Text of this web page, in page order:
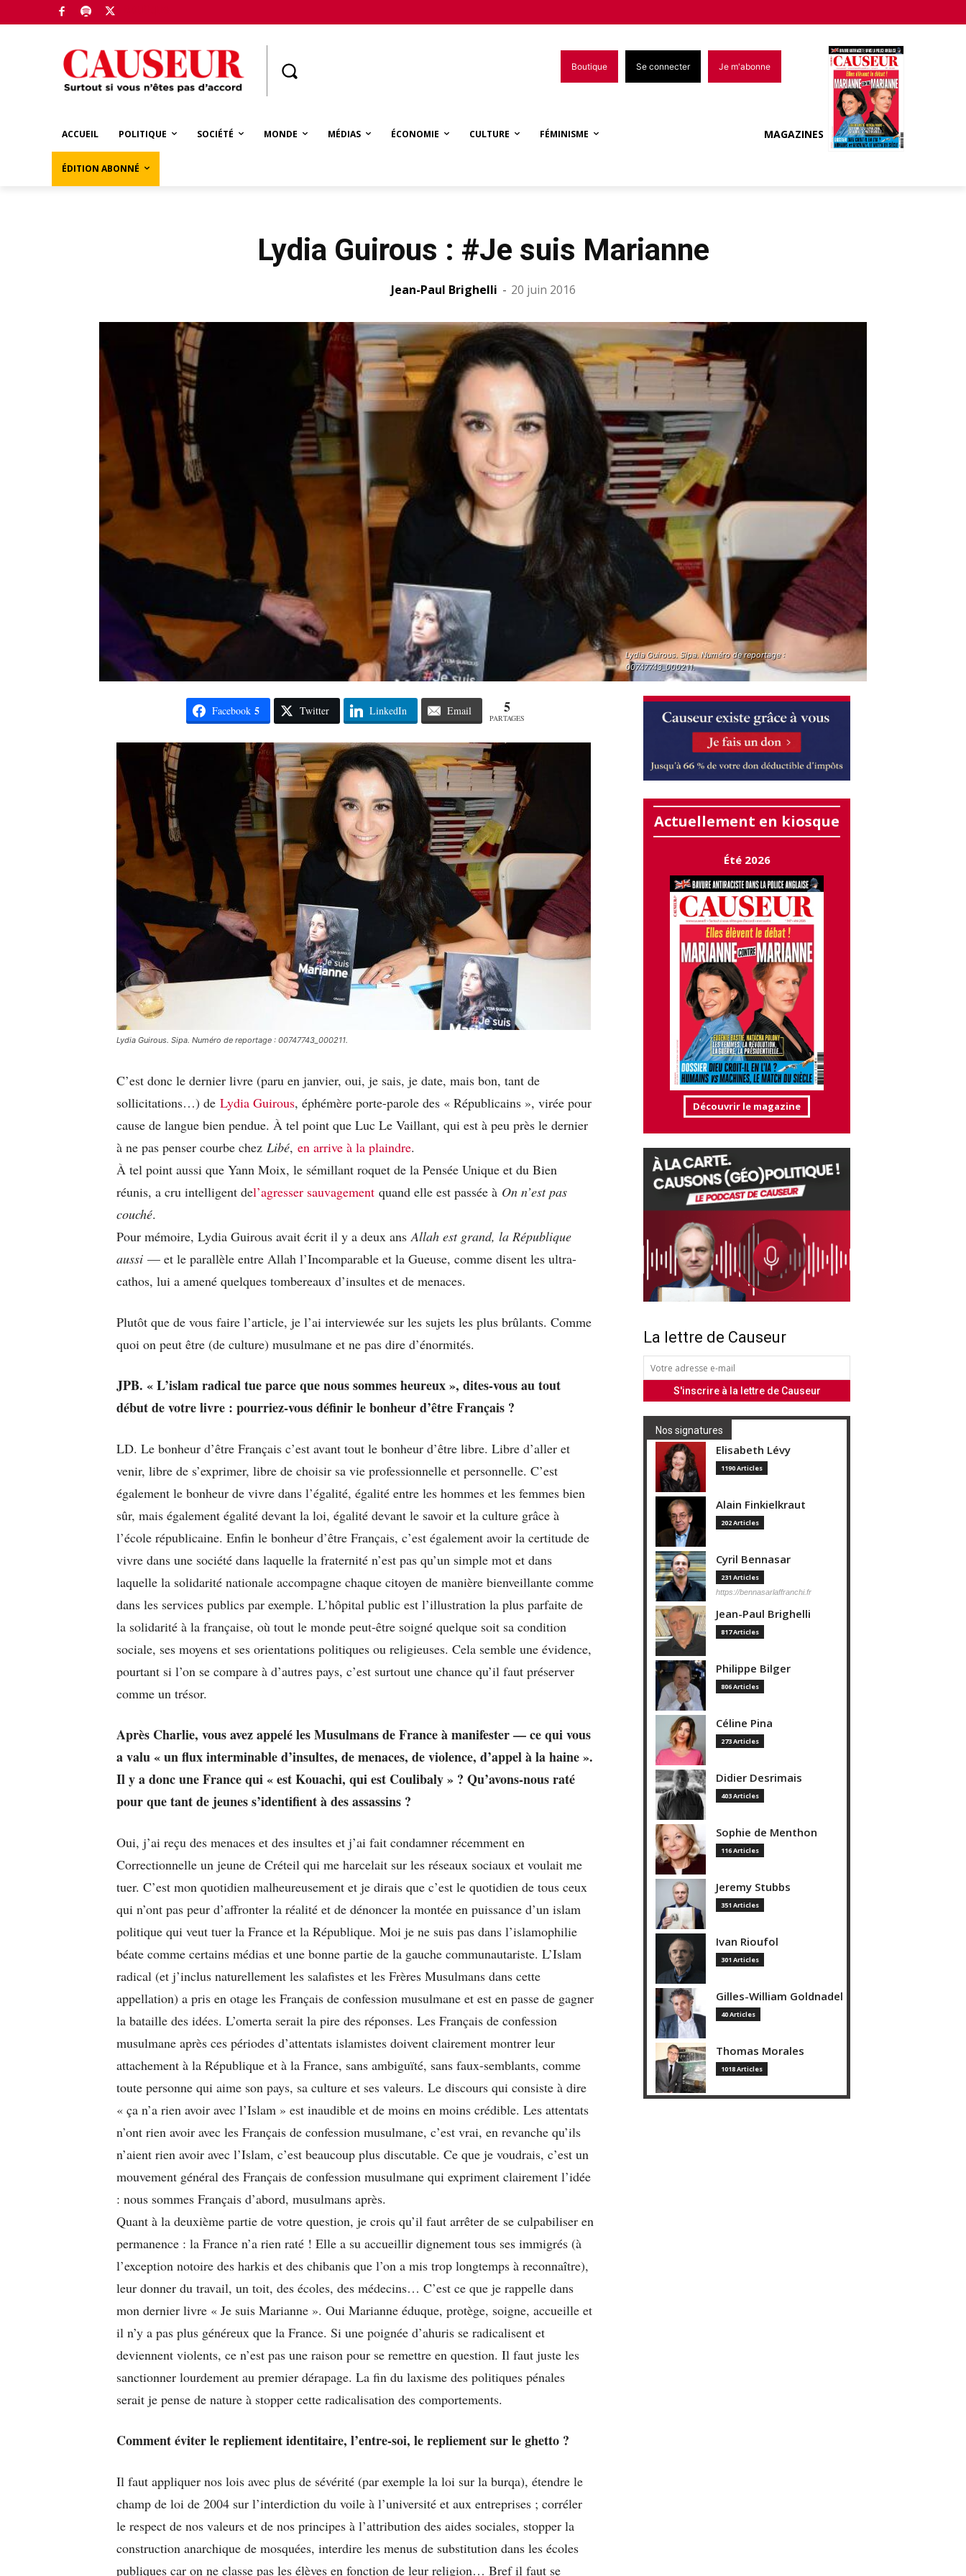
Boutique Se connecter Je m'abonne
ACCUEIL POLITIQUE SOCIÉTÉ MONDE MÉDIAS ÉCONOMIE CULTURE FÉMINISME
ÉDITION ABONNÉ
MAGAZINES
Lydia Guirous : #Je suis Marianne
Jean-Paul Brighelli - 20 juin 2016
Lydia Guirous. Sipa. Numéro de reportage :
00747743_000211.
Facebook 5 Twitter LinkedIn Email 5
PARTAGES
Lydia Guirous. Sipa. Numéro de reportage : 00747743_000211.
C’est donc le dernier livre (paru en janvier, oui, je sais, je date, mais bon, tant de
sollicitations…) de Lydia Guirous, éphémère porte-parole des « Républicains », virée pour
cause de langue bien pendue. À tel point que Luc Le Vaillant, qui est à peu près le dernier
à ne pas penser courbe chez Libé, en arrive à la plaindre.
À tel point aussi que Yann Moix, le sémillant roquet de la Pensée Unique et du Bien
réunis, a cru intelligent del’agresser sauvagement quand elle est passée à On n’est pas
couché.
Pour mémoire, Lydia Guirous avait écrit il y a deux ans Allah est grand, la République
aussi — et le parallèle entre Allah l’Incomparable et la Gueuse, comme disent les ultra-
cathos, lui a amené quelques tombereaux d’insultes et de menaces.
Plutôt que de vous faire l’article, je l’ai interviewée sur les sujets les plus brûlants. Comme
quoi on peut être (de culture) musulmane et ne pas dire d’énormités.
JPB. « L’islam radical tue parce que nous sommes heureux », dites-vous au tout
début de votre livre : pourriez-vous définir le bonheur d’être Français ?
LD. Le bonheur d’être Français c’est avant tout le bonheur d’être libre. Libre d’aller et
venir, libre de s’exprimer, libre de choisir sa vie professionnelle et personnelle. C’est
également le bonheur de vivre dans l’égalité, égalité entre les hommes et les femmes bien
sûr, mais également égalité devant la loi, égalité devant le savoir et la culture grâce à
l’école républicaine. Enfin le bonheur d’être Français, c’est également avoir la certitude de
vivre dans une société dans laquelle la fraternité n’est pas qu’un simple mot et dans
laquelle la solidarité nationale accompagne chaque citoyen de manière bienveillante comme
dans les services publics par exemple. L’hôpital public est l’illustration la plus parfaite de
la solidarité à la française, où tout le monde peut-être soigné quelque soit sa condition
sociale, ses moyens et ses orientations politiques ou religieuses. Cela semble une évidence,
pourtant si l’on se compare à d’autres pays, c’est surtout une chance qu’il faut préserver
comme un trésor.
Après Charlie, vous avez appelé les Musulmans de France à manifester — ce qui vous
a valu « un flux interminable d’insultes, de menaces, de violence, d’appel à la haine ».
Il y a donc une France qui « est Kouachi, qui est Coulibaly » ? Qu’avons-nous raté
pour que tant de jeunes s’identifient à des assassins ?
Oui, j’ai reçu des menaces et des insultes et j’ai fait condamner récemment en
Correctionnelle un jeune de Créteil qui me harcelait sur les réseaux sociaux et voulait me
tuer. C’est mon quotidien malheureusement et je dirais que c’est le quotidien de tous ceux
qui n’ont pas peur d’affronter la réalité et de dénoncer la montée en puissance d’un islam
politique qui veut tuer la France et la République. Moi je ne suis pas dans l’islamophilie
béate comme certains médias et une bonne partie de la gauche communautariste. L’Islam
radical (et j’inclus naturellement les salafistes et les Frères Musulmans dans cette
appellation) a pris en otage les Français de confession musulmane et est en passe de gagner
la bataille des idées. L’omerta serait la pire des réponses. Les Français de confession
musulmane après ces périodes d’attentats islamistes doivent clairement montrer leur
attachement à la République et à la France, sans ambiguïté, sans faux-semblants, comme
toute personne qui aime son pays, sa culture et ses valeurs. Le discours qui consiste à dire
« ça n’a rien avoir avec l’Islam » est inaudible et de moins en moins crédible. Les attentats
n’ont rien avoir avec les Français de confession musulmane, c’est vrai, en revanche qu’ils
n’aient rien avoir avec l’Islam, c’est beaucoup plus discutable. Ce que je voudrais, c’est un
mouvement général des Français de confession musulmane qui expriment clairement l’idée
: nous sommes Français d’abord, musulmans après.
Quant à la deuxième partie de votre question, je crois qu’il faut arrêter de se culpabiliser en
permanence : la France n’a rien raté ! Elle a su accueillir dignement tous ses immigrés (à
l’exception notoire des harkis et des chibanis que l’on a mis trop longtemps à reconnaître),
leur donner du travail, un toit, des écoles, des médecins… C’est ce que je rappelle dans
mon dernier livre « Je suis Marianne ». Oui Marianne éduque, protège, soigne, accueille et
il n’y a pas plus généreux que la France. Si une poignée d’ahuris se radicalisent et
deviennent violents, ce n’est pas une raison pour se remettre en question. Il faut juste les
sanctionner lourdement au premier dérapage. La fin du laxisme des politiques pénales
serait je pense de nature à stopper cette radicalisation des comportements.
Comment éviter le repliement identitaire, l’entre-soi, le repliement sur le ghetto ?
Il faut appliquer nos lois avec plus de sévérité (par exemple la loi sur la burqa), étendre le
champ de loi de 2004 sur l’interdiction du voile à l’université et aux entreprises ; corréler
le respect de nos valeurs et de nos principes à l’attribution des aides sociales, stopper la
construction anarchique de mosquées, interdire les menus de substitution dans les écoles
publiques car on ne classe pas les élèves en fonction de leur religion… Bref il faut se
Actuellement en kiosque
Été 2026
Découvrir le magazine
La lettre de Causeur
Nos signatures
Elisabeth Lévy
1190 Articles
Alain Finkielkraut
202 Articles
Cyril Bennasar
231 Articles
https://bennasarlaffranchi.fr
Jean-Paul Brighelli
817 Articles
Philippe Bilger
806 Articles
Céline Pina
273 Articles
Didier Desrimais
403 Articles
Sophie de Menthon
116 Articles
Jeremy Stubbs
351 Articles
Ivan Rioufol
301 Articles
Gilles-William Goldnadel
40 Articles
Thomas Morales
1018 Articles